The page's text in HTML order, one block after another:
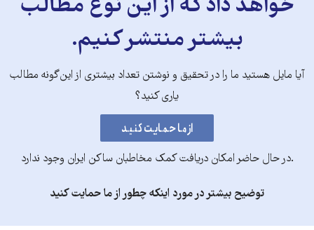
خواهد داد که از این نوع مطالب
بیشتر منتشر کنیم.
آیا مایل هستید ما را در تحقیق و نوشتن تعداد بیشتری از این‌گونه مطالب
یاری کنید؟
.در حال حاضر امکان دریافت کمک مخاطبان ساکن ایران وجود ندارد
توضیح بیشتر در مورد اینکه چطور از ما حمایت کنید